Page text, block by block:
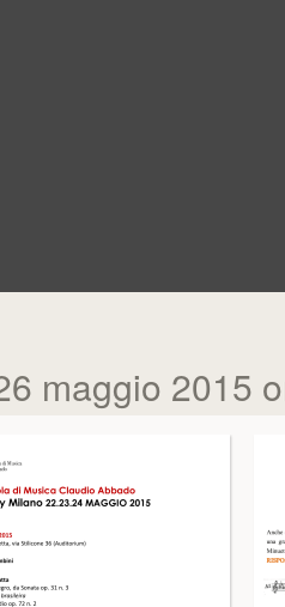
maggio 2015